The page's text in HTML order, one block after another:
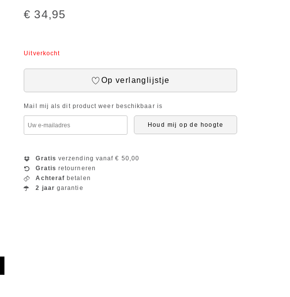
€ 34,95
Uitverkocht
Op verlanglijstje
Mail mij als dit product weer beschikbaar is
Houd mij op de hoogte
Gratis verzending vanaf € 50,00
Gratis retourneren
Achteraf betalen
2 jaar garantie